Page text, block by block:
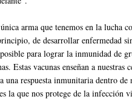
arma que tenemos en la lucha
de desarrollar enfermedad
para lograr la inmunidad de
Estas vacunas enseñan a
una respuesta inmunitaria dentro de
la que nos protege de la infección